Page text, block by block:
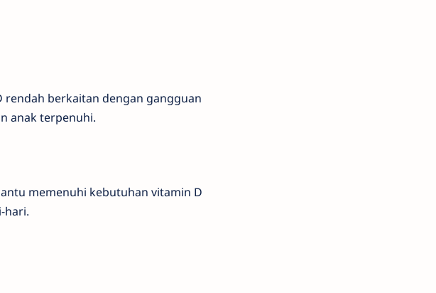
rendah berkaitan dengan gangguan
anak terpenuhi.
memenuhi kebutuhan vitamin D
hari.